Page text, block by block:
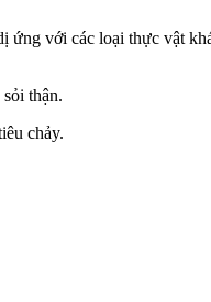
với các loại thực vật
thận.
chảy.